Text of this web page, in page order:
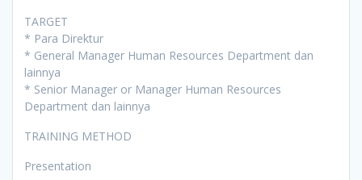
TARGET
* Para Direktur
* General Manager Human Resources Department dan
lainnya
* Senior Manager or Manager Human Resources
Department dan lainnya
TRAINING METHOD
Presentation